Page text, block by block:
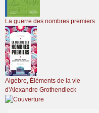
La guerre des nombres premiers
Algèbre, Éléments de la vie
d'Alexandre Grothendieck